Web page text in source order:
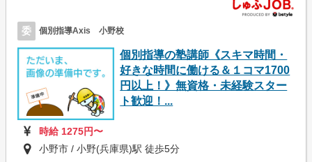
委 個別指導Axis 小野校
個別指導の塾講師《スキマ時間・
好きな時間に働ける＆１コマ1700
円以上！》無資格・未経験スター
ト歓迎！...
時給 1275円〜
小野市 / 小野(兵庫県)駅 徒歩5分